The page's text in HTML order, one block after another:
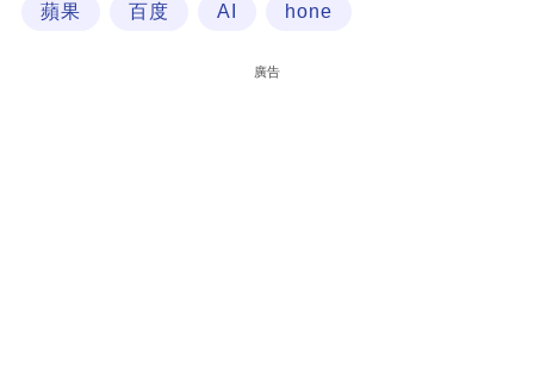
蘋果 百度 AI hone
廣告